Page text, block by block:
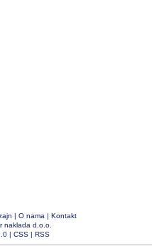
| O nama | Kontakt
naklada d.o.o.
| CSS| RSS